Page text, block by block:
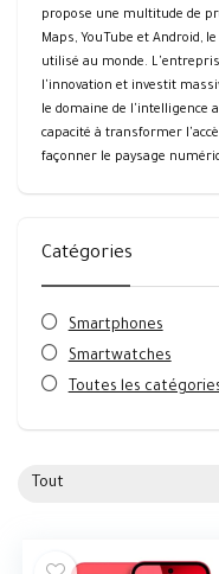
propose une multitude de
Maps, YouTube et Android,
utilisé au monde.
l'innovation et investit
le domaine de l'intelligence
capacité à transformer
façonner le paysage
Catégories
Smartphones
Smartwatches
Toutes les
Tout